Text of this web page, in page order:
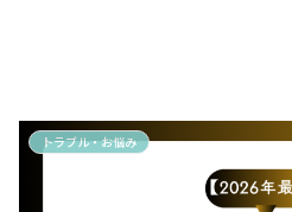
トラブル・お悩み